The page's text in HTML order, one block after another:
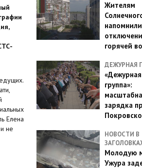
Елена
не
Жителям
горячей
ДЕЖУРНАЯ
«Дежурная
группа»:
зарядка
НОВОСТИ В
Молодую
Ужура